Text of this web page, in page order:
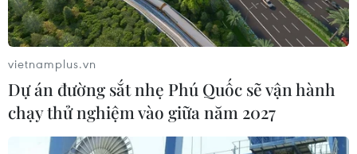
TIN CÙNG CHUYÊN MỤC
Thụy Sĩ khó đạt mục tiêu giảm phát
thải khí nhà kính vào năm 2030
07/08/2026 09:42
vietnamplus.vn
Dự án đường sắt nhẹ Phú Quốc sẽ vận hành
chạy thử nghiệm vào giữa năm 2027